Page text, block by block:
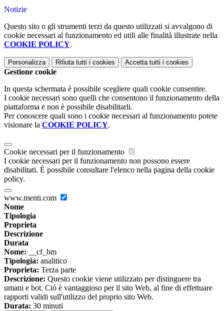
Notizie
Questo sito o gli strumenti terzi da questo utilizzati si avvalgono di
cookie necessari al funzionamento ed utili alle finalità illustrate nella
COOKIE POLICY.
Personalizza Rifiuta tutti i cookies Accetta tutti i cookies
Gestione cookie
In questa schermata è possibile scegliere quali cookie consentire.
I cookie necessari sono quelli che consentono il funzionamento della
piattaforma e non è possibile disabilitarli.
Per conoscere quali sono i cookie necessari al funzionamento potete
visionare la COOKIE POLICY.
Cookie necessari per il funzionamento
I cookie necessari per il funzionamento non possono essere
disabilitati. È possibile consultare l'elenco nella pagina della cookie
policy.
www.menti.com
Nome
Tipologia
Proprieta
Descrizione
Durata
Nome: __cf_bm
Tipologia: analitico
Proprieta: Terza parte
Descrizione: Questo cookie viene utilizzato per distinguere tra
umani e bot. Ciò è vantaggioso per il sito Web, al fine di effettuare
rapporti validi sull'utilizzo del proprio sito Web.
Durata: 30 minuti